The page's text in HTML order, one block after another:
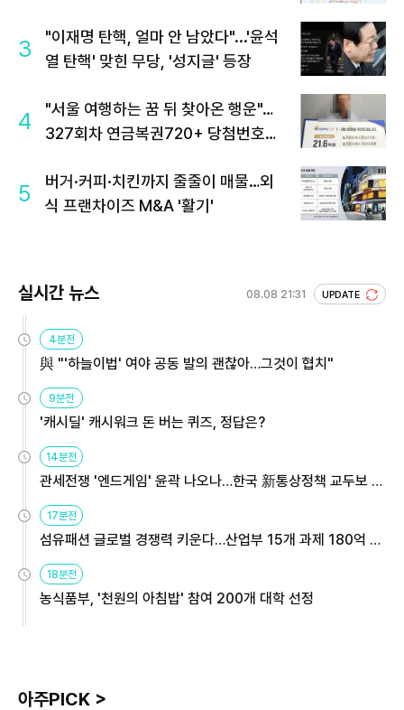
3
"이재명 탄핵, 얼마 안 남았다"...'윤석
열 탄핵' 맞힌 무당, '성지글' 등장
4
"서울 여행하는 꿈 뒤 찾아온 행운"…
327회차 연금복권720+ 당첨번호조
5
버거·커피·치킨까지 줄줄이 매물…외
식 프랜차이즈 M&A '활기'
실시간 뉴스 08.08 21:31 UPDATE
4분전
與 "'하늘이법' 여야 공동 발의 괜찮아…그것이 협치"
9분전
'캐시딜' 캐시워크 돈 버는 퀴즈, 정답은?
14분전
관세전쟁 '엔드게임' 윤곽 나오나…한국 新통상정책 교두보 활
용해야
17분전
섬유패션 글로벌 경쟁력 키운다…산업부 15개 과제 180억 지
원
18분전
농식품부, '천원의 아침밥' 참여 200개 대학 선정
아주PICK >